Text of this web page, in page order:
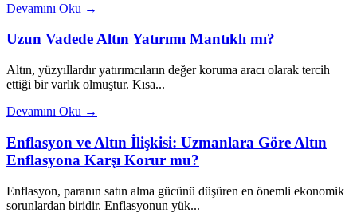
Devamını Oku →
Uzun Vadede Altın Yatırımı Mantıklı mı?
Altın, yüzyıllardır yatırımcıların değer koruma aracı olarak tercih
ettiği bir varlık olmuştur. Kısa...
Devamını Oku →
Enflasyon ve Altın İlişkisi: Uzmanlara Göre Altın
Enflasyona Karşı Korur mu?
Enflasyon, paranın satın alma gücünü düşüren en önemli ekonomik
sorunlardan biridir. Enflasyonun yük...